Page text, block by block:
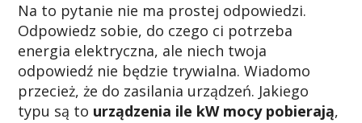
Na to pytanie nie ma prostej odpowiedzi.
Odpowiedz sobie, do czego ci potrzeba
energia elektryczna, ale niech twoja
odpowiedź nie będzie trywialna. Wiadomo
przecież, że do zasilania urządzeń. Jakiego
typu są to urządzenia ile kW mocy pobierają,